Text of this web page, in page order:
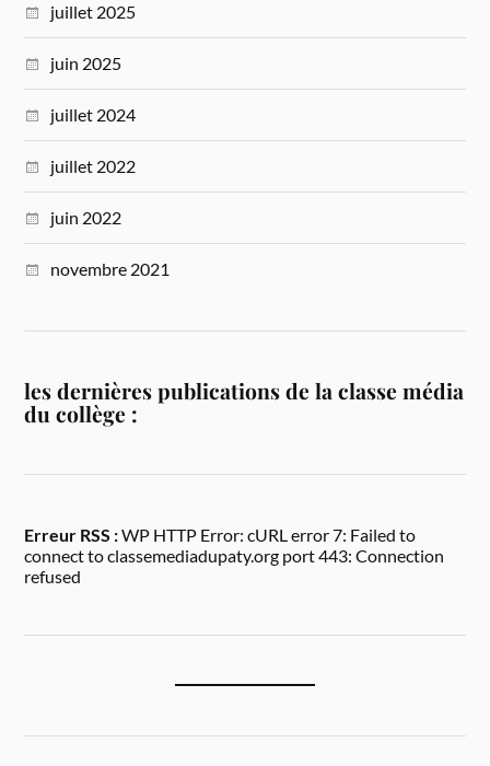
juillet 2025
juin 2025
juillet 2024
juillet 2022
juin 2022
novembre 2021
les dernières publications de la classe média
du collège :
Erreur RSS :WP HTTP Error: cURL error 7: Failed to
connect to classemediadupaty.org port 443: Connection
refused